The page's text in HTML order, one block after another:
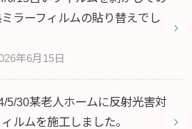
ラーフィルムの貼り替えでし
年6月15日
5/30某老人ホームに反射光害対
ルムを施工しました。